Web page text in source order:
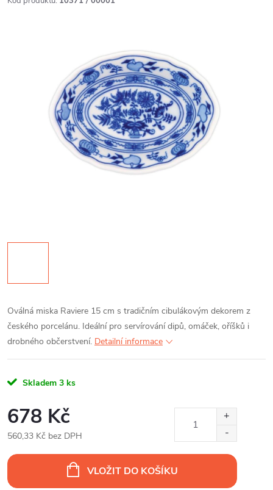
Oválná miska Raviere 15 cm s tradičním cibulákovým dekorem z
českého porcelánu. Ideální pro servírování dipů, omáček, oříšků i
drobného občerstvení. Detailní informace
Skladem 3 ks
678 Kč
560,33 Kč bez DPH
cena:
VLOŽIT DO KOŠÍKU